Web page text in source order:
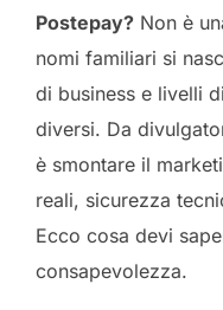
Postepay? Non è
nomi familiari si
di business e livelli
diversi. Da
è smontare il
reali, sicurezza
Ecco cosa devi
consapevolezza.